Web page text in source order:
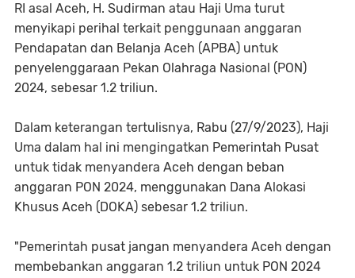
RI asal Aceh, H. Sudirman atau Haji Uma turut
menyikapi perihal terkait penggunaan anggaran
Pendapatan dan Belanja Aceh (APBA) untuk
penyelenggaraan Pekan Olahraga Nasional (PON)
2024, sebesar 1.2 triliun.
Dalam keterangan tertulisnya, Rabu (27/9/2023), Haji
Uma dalam hal ini mengingatkan Pemerintah Pusat
untuk tidak menyandera Aceh dengan beban
anggaran PON 2024, menggunakan Dana Alokasi
Khusus Aceh (DOKA) sebesar 1.2 triliun.
"Pemerintah pusat jangan menyandera Aceh dengan
membebankan anggaran 1.2 triliun untuk PON 2024